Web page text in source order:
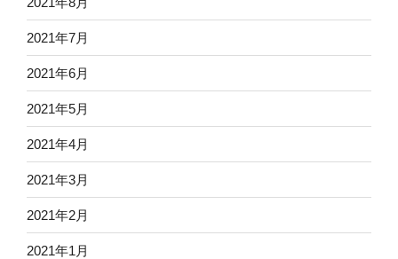
2021年7月
2021年6月
2021年5月
2021年4月
2021年3月
2021年2月
2021年1月